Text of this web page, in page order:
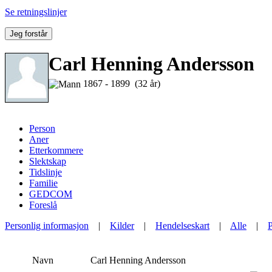
Se retningslinjer
Jeg forstår
Carl Henning Andersson
1867 - 1899 (32 år)
Person
Aner
Etterkommere
Slektskap
Tidslinje
Familie
GEDCOM
Foreslå
Personlig informasjon | Kilder| Hendelseskart| Alle |
Navn Carl HenningAndersson